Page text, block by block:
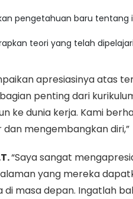
pengetahuan baru tentang
teori yang telah
apresiasinya atas
penting dari
ke dunia kerja. Kami
mengembangkan diri,”
“Saya sangat
yang mereka
masa depan. Ingatlah